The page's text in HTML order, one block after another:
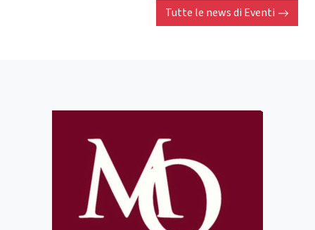
Tutte le news di Eventi